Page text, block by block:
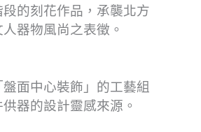
的刻花作品，承襲北方
器物風尚之表徵。
面中心裝飾」的工藝組
器的設計靈感來源。